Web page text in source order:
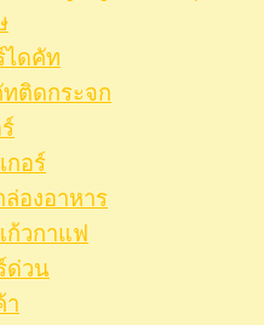
ไดคัท
ทติดกระจก
กอร์
องอาหาร
ก้วกาแฟ
ด่วน
า